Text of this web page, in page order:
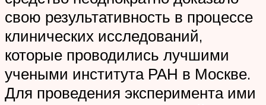
свою результативность в процессе
клинических исследований,
которые проводились лучшими
учеными института РАН в Москве.
Для проведения эксперимента ими